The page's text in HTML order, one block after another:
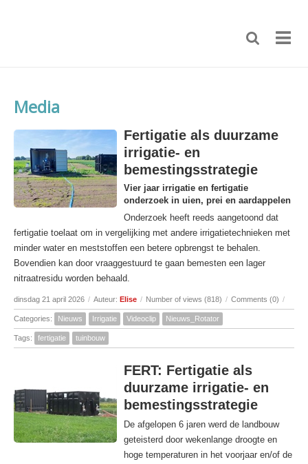
Media
Fertigatie als duurzame
irrigatie- en
bemestingsstrategie
Vier jaar irrigatie en fertigatie
onderzoek in uien, prei en aardappelen
Onderzoek heeft reeds aangetoond dat
fertigatie toelaat om in vergelijking met andere irrigatietechnieken met
minder water en meststoffen een betere opbrengst te behalen.
Bovendien kan door vraaggestuurd te gaan bemesten een lager
nitraatresidu worden behaald.
dinsdag 21 april 2026 / Auteur: Elise / Number of views (818) / Comments (0) /
Categories: Nieuws Irrigatie Videoclip Nieuws_Rotator
Tags: fertigatie tuinbouw
FERT: Fertigatie als
duurzame irrigatie- en
bemestingsstrategie
De afgelopen 6 jaren werd de landbouw
geteisterd door wekenlange droogte en
hoge temperaturen in het voorjaar en/of de